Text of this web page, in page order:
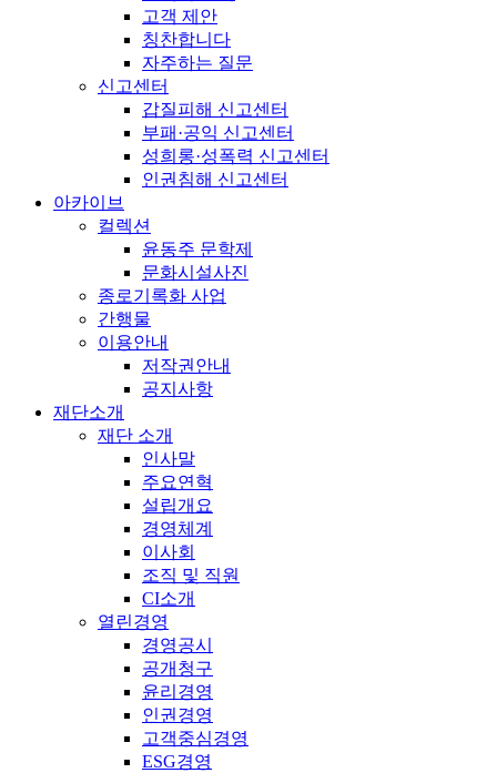
고객 제안
칭찬합니다
자주하는 질문
신고센터
갑질피해 신고센터
부패·공익 신고센터
성희롱·성폭력 신고센터
인권침해 신고센터
아카이브
컬렉션
윤동주 문학제
문화시설사진
종로기록화 사업
간행물
이용안내
저작권안내
공지사항
재단소개
재단 소개
인사말
주요연혁
설립개요
경영체계
이사회
조직 및 직원
CI소개
열린경영
경영공시
공개청구
윤리경영
인권경영
고객중심경영
ESG경영